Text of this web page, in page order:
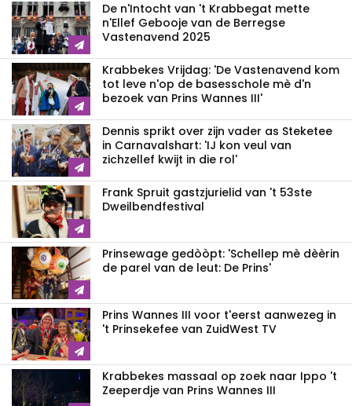
De n'Intocht van 't Krabbegat mette
n'Ellef Gebooje van de Berregse
Vastenavend 2025
Krabbekes Vrijdag: 'De Vastenavend kom
tot leve n'op de basesschole mè d'n
bezoek van Prins Wannes III'
Dennis sprikt over zijn vader as Steketee
in Carnavalshart: 'IJ kon veul van
zichzellef kwijt in die rol'
Frank Spruit gastzjurielid van 't 53ste
Dweilbendfestival
Prinsewage gedòòpt: 'Schellep mè dèèrin
de parel van de leut: De Prins'
Prins Wannes III voor t'eerst aanwezeg in
't Prinsekefee van ZuidWest TV
Krabbekes massaal op zoek naar Ippo 't
Zeeperdje van Prins Wannes III